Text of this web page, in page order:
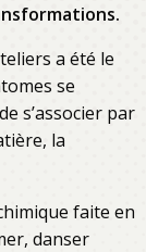
a été le
se
s’associer par
la
faite en
danser